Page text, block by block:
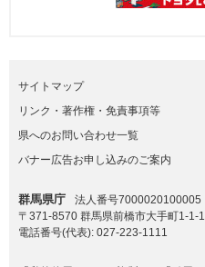
サイトマップ
リンク・著作権・免責事項等
県へのお問い合わせ一覧
バナー広告お申し込みのご案内
群馬県庁
法人番号7000020100005
〒371-8570 群馬県前橋市大手町1-1-1
電話番号(代表): 027-223-1111